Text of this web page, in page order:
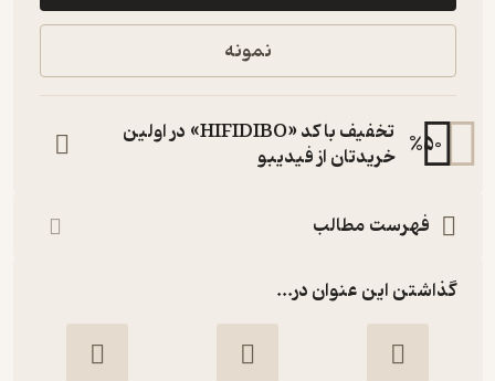
نمونه
%50
تخفیف با کد «HIFIDIBO» در اولین
خریدتان از فیدیبو
فهرست مطالب
گذاشتن این عنوان در...